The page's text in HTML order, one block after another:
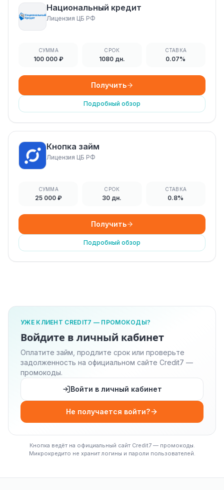
Национальный кредит
Лицензия ЦБ РФ
СУММА
100 000 ₽
СРОК
1080 дн.
СТАВКА
0.07%
Получить
Подробный обзор
Кнопка займ
Лицензия ЦБ РФ
СУММА
25 000 ₽
СРОК
30 дн.
СТАВКА
0.8%
Получить
Подробный обзор
УЖЕ КЛИЕНТ CREDIT7 — ПРОМОКОДЫ?
Войдите в личный кабинет
Оплатите займ, продлите срок или проверьте
задолженность на официальном сайте Credit7 —
промокоды.
Войти в личный кабинет
Не получается войти?
Кнопка ведёт на официальный сайт Credit7 — промокоды.
Микрокредито не хранит логины и пароли пользователей.